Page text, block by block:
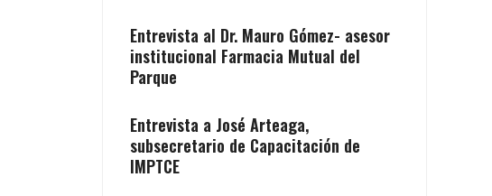
Entrevista al Dr. Mauro Gómez- asesor
institucional Farmacia Mutual del
Parque
Entrevista a José Arteaga,
subsecretario de Capacitación de
IMPTCE